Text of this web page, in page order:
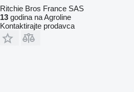
Ritchie Bros France SAS
13 godina na Agroline
Kontaktirajte prodavca